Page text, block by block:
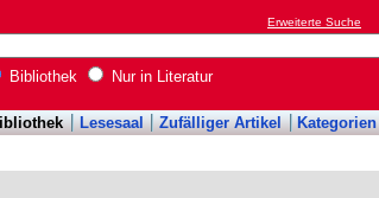
Erweiterte Suche
Bibliothek Nur in Literatur
Lesesaal Zufälliger Artikel Kategorien